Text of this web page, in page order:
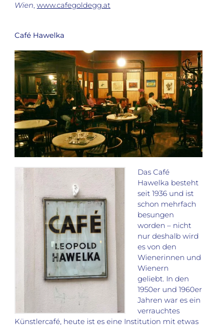
Wien, www.cafegoldegg.at
Café Hawelka
Das Café
Hawelka besteht
seit 1936 und ist
schon mehrfach
besungen
worden – nicht
nur deshalb wird
es von den
Wienerinnen und
Wienern
geliebt. In den
1950er und 1960er
Jahren war es ein
verrauchtes
Künstlercafé, heute ist es eine Institution mit etwas